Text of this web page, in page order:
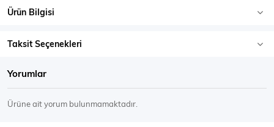
Ürün Bilgisi
Taksit Seçenekleri
Yorumlar
Ürüne ait yorum bulunmamaktadır.